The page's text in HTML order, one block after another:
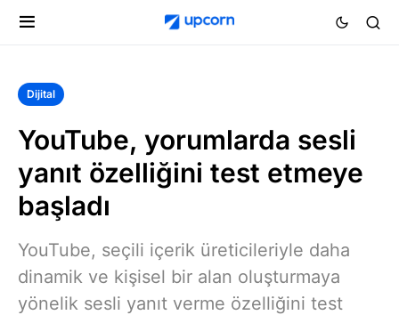
Dijital
YouTube, yorumlarda sesli
yanıt özelliğini test etmeye
başladı
YouTube, seçili içerik üreticileriyle daha
dinamik ve kişisel bir alan oluşturmaya
yönelik sesli yanıt verme özelliğini test